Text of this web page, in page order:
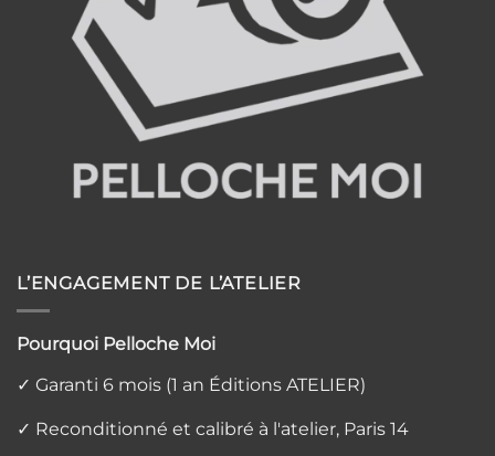
L’ENGAGEMENT DE L’ATELIER
Pourquoi Pelloche Moi
✓ Garanti 6 mois (1 an Éditions ATELIER)
✓ Reconditionné et calibré à l'atelier, Paris 14